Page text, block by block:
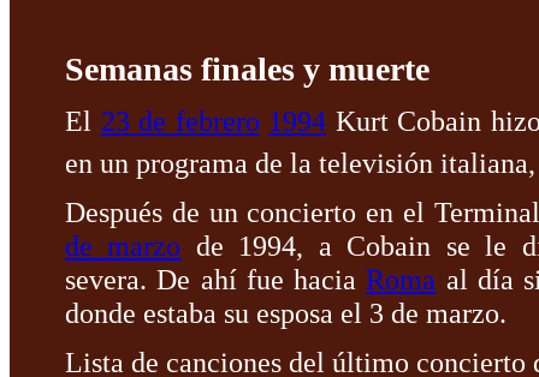
Semanas finales y muerte
El 23 de febrero 1994 Kurt Cobain
en un programa de la televisión
Después de un concierto en el
de marzo de 1994, a Cobain se le
severa. De ahí fue haciaRoma al día
donde estaba su esposa el 3 de marzo.
Lista de canciones del último concierto